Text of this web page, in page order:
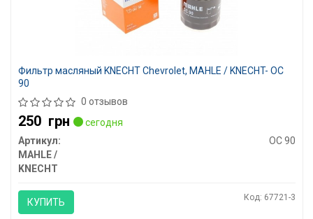
Фильтр масляный KNECHT Chevrolet, MAHLE / KNECHT- OC
90
0 отзывов
250 грн
сегодня
Артикул:
OC 90
MAHLE /
KNECHT
КУПИТЬ Код: 67721-3